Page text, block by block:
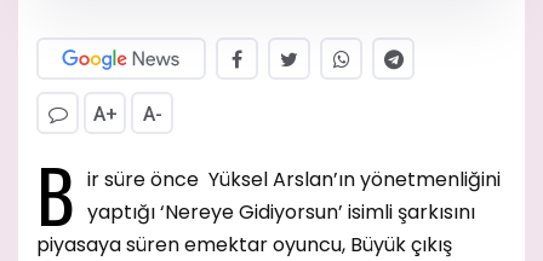
A+ A-
B ir süre önce Yüksel Arslan’ın yönetmenliğini
yaptığı ‘Nereye Gidiyorsun’ isimli şarkısını
piyasaya süren emektar oyuncu, Büyük çıkış